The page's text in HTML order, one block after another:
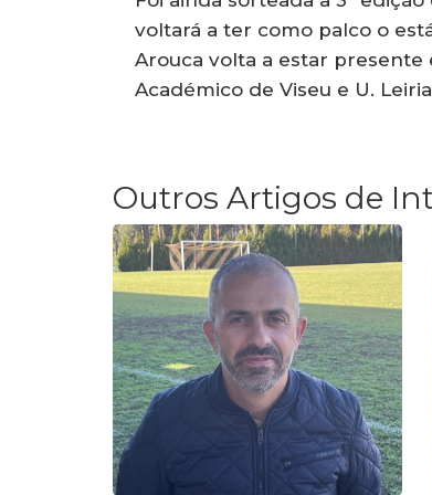
voltará a ter como palco o
Arouca volta a estar
Académico de Viseu e U.
Outros Artigos de